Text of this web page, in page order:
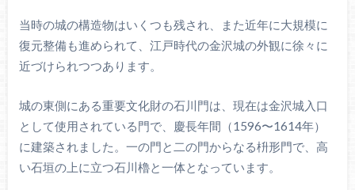
当時の城の構造物はいくつも残され、また近年に大規模に
復元整備も進められて、江戸時代の金沢城の外観に徐々に
近づけられつつあります。
城の東側にある重要文化財の石川門は、現在は金沢城入口
として使用されている門で、慶長年間（1596〜1614年）
に建築されました。一の門と二の門からなる枡形門で、高
い石垣の上に立つ石川櫓と一体となっています。